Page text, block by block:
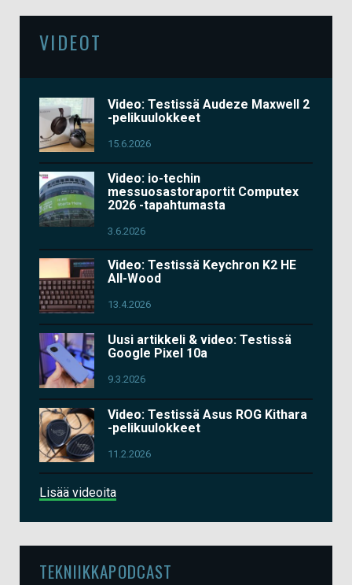
VIDEOT
Video: Testissä Audeze Maxwell 2
-pelikuulokkeet
15.6.2026
Video: io-techin
messuosastoraportit Computex
2026 -tapahtumasta
3.6.2026
Video: Testissä Keychron K2 HE
All-Wood
13.4.2026
Uusi artikkeli & video: Testissä
Google Pixel 10a
9.3.2026
Video: Testissä Asus ROG Kithara
-pelikuulokkeet
11.2.2026
Lisää videoita
TEKNIIKKAPODCAST